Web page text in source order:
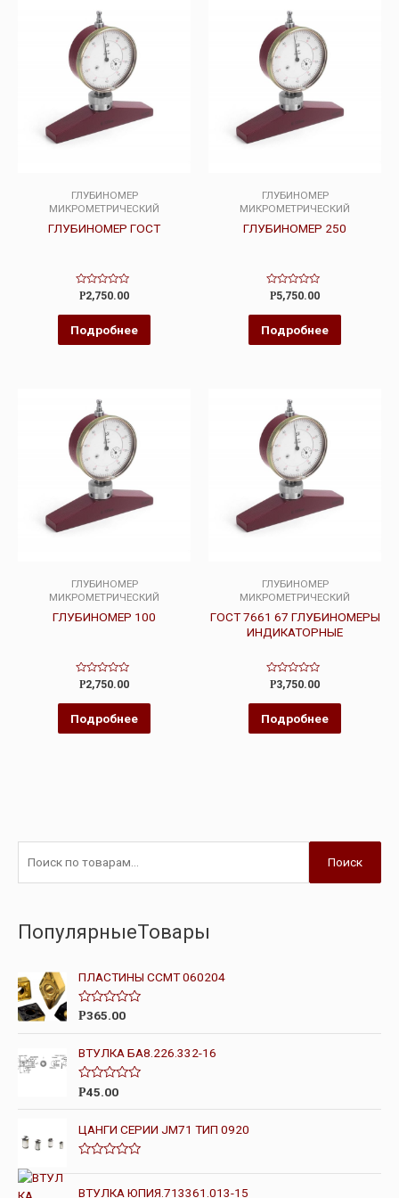
ГЛУБИНОМЕР
МИКРОМЕТРИЧЕСКИЙ
ГЛУБИНОМЕР ГОСТ
Оценка
из
Р2,750.00
Подробнее
ГЛУБИНОМЕР
МИКРОМЕТРИЧЕСКИЙ
ГЛУБИНОМЕР 250
Оценка
из
Р5,750.00
Подробнее
ГЛУБИНОМЕР
МИКРОМЕТРИЧЕСКИЙ
ГЛУБИНОМЕР 100
Оценка
из
Р2,750.00
Подробнее
ГЛУБИНОМЕР
МИКРОМЕТРИЧЕСКИЙ
ГОСТ 7661 67 ГЛУБИНОМЕРЫ
ИНДИКАТОРНЫЕ
Оценка
из
Р3,750.00
Подробнее
Поиск
ПопулярныеТовары
ПЛАСТИНЫ CCMT 060204
О
е
н
к
а
и
з
Р365.00
ВТУЛКА БА8.226.332-16
О
е
н
к
а
и
5
Р45.00
ЦАНГИ СЕРИИ JM71 ТИП 0920
ц
е
ВТУЛКА ЮПИЯ.713361.013-15